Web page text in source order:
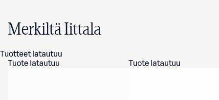
Merkiltä Iittala
Tuotteet latautuu
Tuote latautuu
Tuote latautuu